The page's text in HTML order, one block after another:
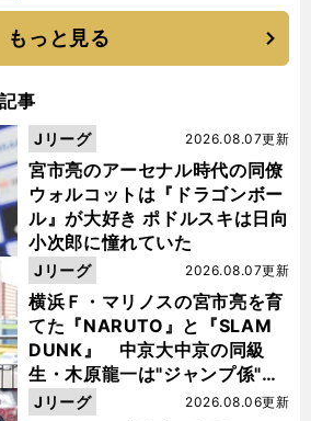
もっと見る
事
宮市亮のアーセナル時代の同僚
ウォルコットは『ドラゴンボー
ル』が大好き ポドルスキは日向
小次郎に憧れていた
2026.08.07更新
Jリーグ
横浜Ｆ・マリノスの宮市亮を育
てた『NARUTO』と『SLAM
DUNK』 中京大中京の同級
生・木原龍一は"ジャンプ係"だ
った
2026.08.07更新
Jリーグ
2026.08.06更新
Jリーグ